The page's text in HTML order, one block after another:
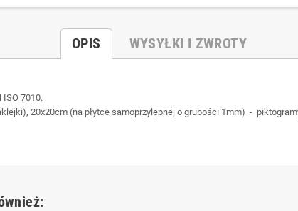
OPIS WYSYŁKI I ZWROTY
7010.
20x20cm (na płytce samoprzylepnej o grubości 1mm) -